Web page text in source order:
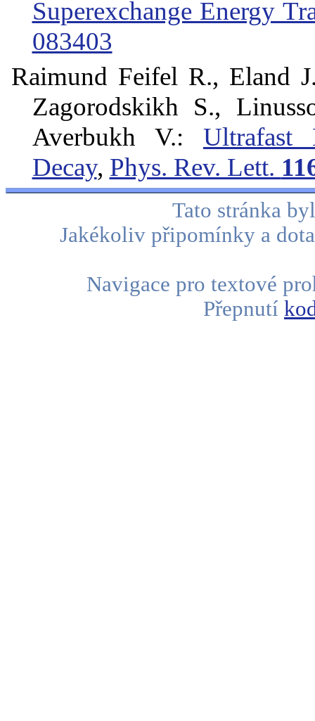
Superexchange Energy
083403
Raimund Feifel R., Eland
Zagorodskikh S.,
Averbukh V.: Ultrafast
Decay, Phys. Rev. Lett.
Tato stránka
Jakékoliv připomínky a
Navigace pro textové
Přepnutí